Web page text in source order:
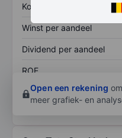
Koers/omzetratio
Winst per aandeel
Dividend per aandeel
ROE
Open een rekening
meer grafiek- en